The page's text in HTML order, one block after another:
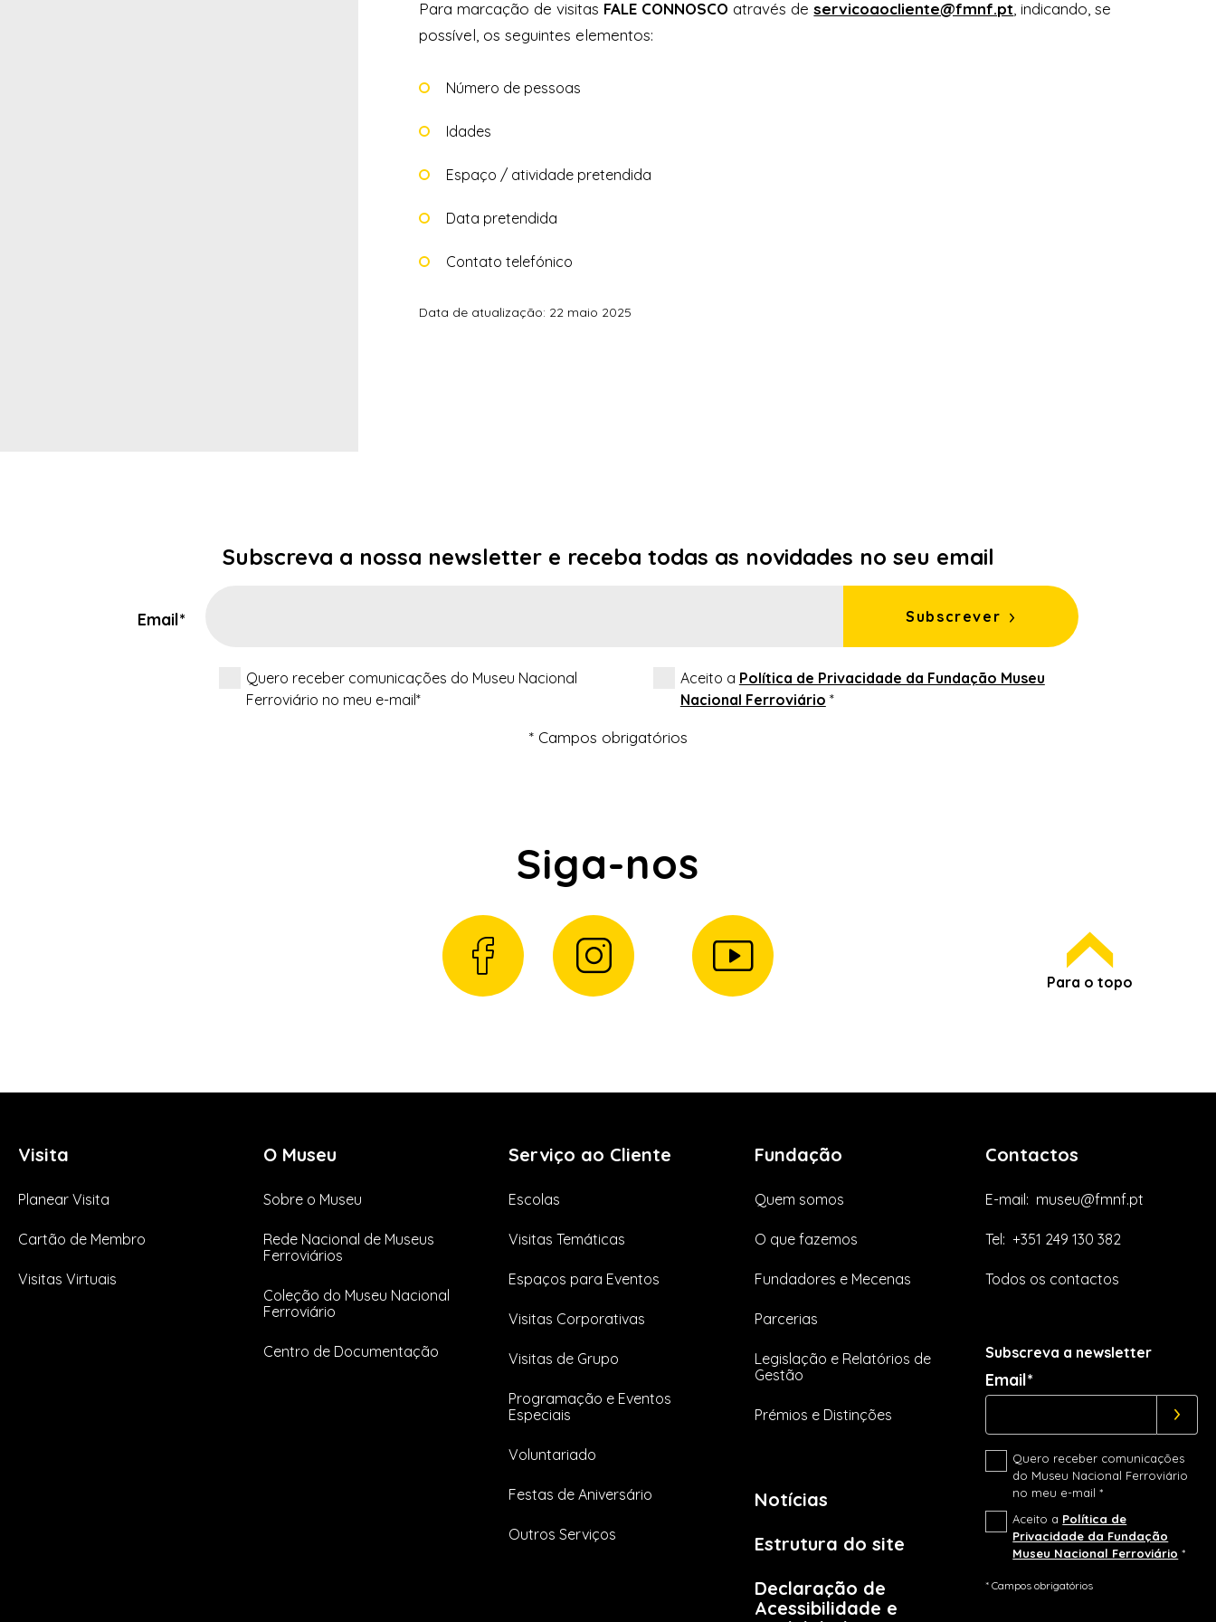
Para marcação de visitas FALE CONNOSCO através deservicoaocliente@fmnf.pt , indicando, se
possível, os seguintes elementos:
Número de pessoas
Idades
Espaço / atividade pretendida
Data pretendida
Contato telefónico
Data de atualização: 22 maio 2025
Subscreva a nossa newslettere receba todas as novidades no seu email
Email*
Quero receber comunicações do Museu Nacional
Ferroviário no meu e-mail*
Aceito a Política de Privacidade da Fundação Museu
Nacional Ferroviário *
Subscrever
* Campos obrigatórios
Siga-nos
Para o topo
Visita
Planear Visita
Cartão de Membro
Visitas Virtuais
O Museu
Sobre o Museu
Rede Nacional de Museus
Ferroviários
Coleção do Museu Nacional
Ferroviário
Centro de Documentação
Serviço ao Cliente
Escolas
Visitas Temáticas
Espaços para Eventos
Visitas Corporativas
Visitas de Grupo
Programação e Eventos
Especiais
Voluntariado
Festas de Aniversário
Outros Serviços
Fundação
Quem somos
O que fazemos
Fundadores e Mecenas
Parcerias
Legislação e Relatórios de
Gestão
Prémios e Distinções
Notícias
Estrutura do site
Declaração de
Acessibilidade e
Contactos
E-mail: museu@fmnf.pt
Tel: +351 249 130 382
Todos os contactos
Subscreva a newsletter
Email*
Quero receber comunicações
do Museu Nacional Ferroviário
no meu e-mail *
Aceito a Política de
Privacidade da Fundação
Museu Nacional Ferroviário *
* Campos obrigatórios